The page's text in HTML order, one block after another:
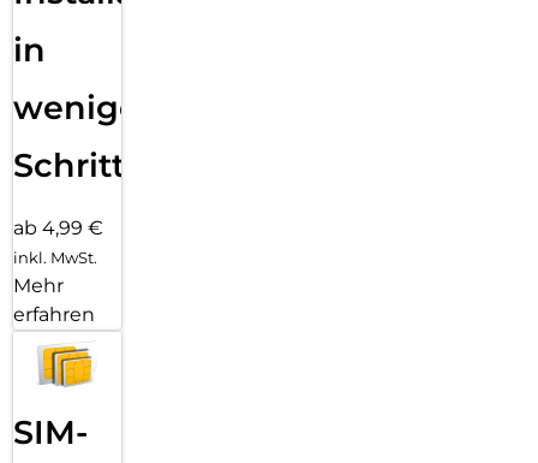
in
wenigen
Schritten
ab 4,99 €
inkl. MwSt.
Mehr
erfahren
SIM-